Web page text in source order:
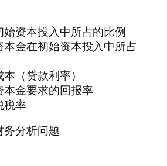
资本投入中所占的比例
金在初始资本投入中所占
（贷款利率）
本金要求的回报率
税率
务分析问题